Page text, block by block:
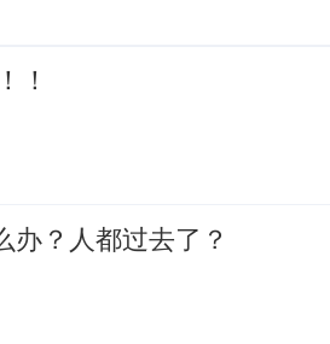
！
？人都过去了？